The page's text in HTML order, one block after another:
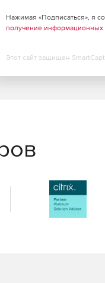
Оформление
может
Нажимая «Подписаться», я
получение информационных
Этот сайт защищен